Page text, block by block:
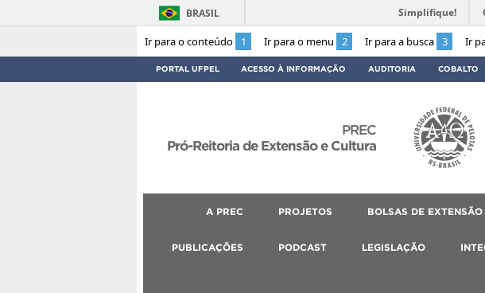
Ir para o conteúdo 1 Ir para o menu 2 Ir para a busca 3 Ir
BRASIL Simplifique!
PORTAL UFPEL ACESSO À INFORMAÇÃO AUDITORIA COBALTO
PREC
Pró-Reitoria de Extensão e Cultura
A PREC PROJETOS BOLSAS DE EXTENSÃO
PUBLICAÇÕES PODCAST LEGISLAÇÃO